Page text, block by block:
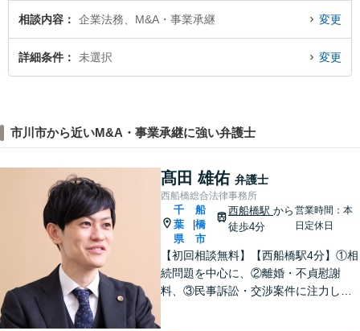
相談内容 企業法務、M&A・事業承継 変更
詳細条件 未選択 変更
市川市から近いM&A・事業承継に強い弁護士
髙田 雄佑 弁護士
西船橋総合法律事務所
千
葉
県
|
船
橋
市
西船橋駅 から
徒歩4分
営業時間：本
日定休日
【初回相談無料】【西船橋駅4分】①相
続問題を中心に、②離婚・不貞慰謝
料、③民事訴訟・交渉案件に注力して